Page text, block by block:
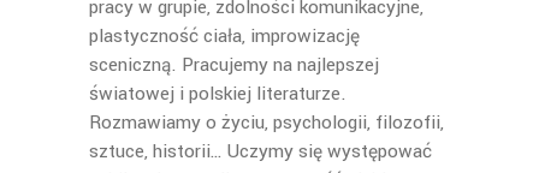
pracy w grupie, zdolności komunikacyjne,
plastyczność ciała, improwizację
sceniczną. Pracujemy na najlepszej
światowej i polskiej literaturze.
Rozmawiamy o życiu, psychologii, filozofii,
sztuce, historii… Uczymy się występować